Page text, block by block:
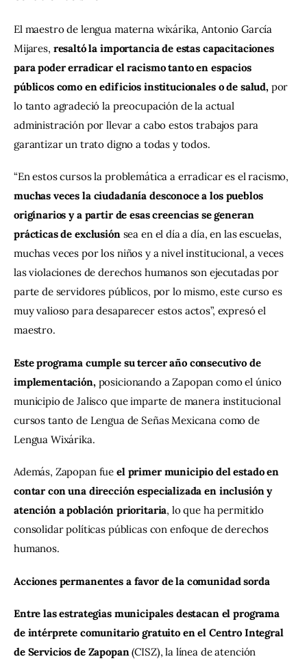
El maestro de lengua materna wixárika, Antonio García
Mijares, resaltó la importancia de estas capacitaciones
para poder erradicar el racismo tanto en espacios
públicos como en edificios institucionales o de salud, por
lo tanto agradeció la preocupación de la actual
administración por llevar a cabo estos trabajos para
garantizar un trato digno a todas y todos.
“En estos cursos la problemática a erradicar es el racismo,
muchas veces la ciudadanía desconoce a los pueblos
originarios y a partir de esas creencias se generan
prácticas de exclusión sea en el día a día, en las escuelas,
muchas veces por los niños y a nivel institucional, a veces
las violaciones de derechos humanos son ejecutadas por
parte de servidores públicos, por lo mismo, este curso es
muy valioso para desaparecer estos actos”, expresó el
maestro.
Este programa cumple su tercer año consecutivo de
implementación, posicionando a Zapopan como el único
municipio de Jalisco que imparte de manera institucional
cursos tanto de Lengua de Señas Mexicana como de
Lengua Wixárika.
Además, Zapopan fue el primer municipio del estado en
contar con una dirección especializada en inclusión y
atención a población prioritaria, lo que ha permitido
consolidar políticas públicas con enfoque de derechos
humanos.
Acciones permanentes a favor de la comunidad sorda
Entre las estrategias municipales destacan el programa
de intérprete comunitario gratuito en el Centro Integral
de Servicios de Zapopan (CISZ), la línea de atención